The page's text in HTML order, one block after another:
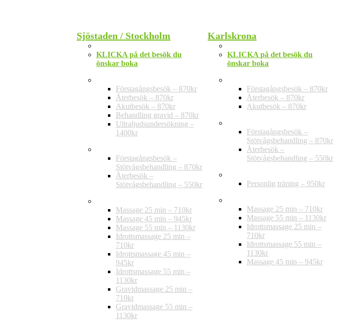
Sjöstaden / Stockholm
KLICKA på det besök du
önskar boka
Förstagångsbesök – 870kr
Återbesök – 870kr
Akutbesök – 870kr
Behandling gravid – 870kr
Ultraljudsundersökning –
1400kr
Förstagångsbesök –
Stötvågsbehandling – 870kr
Återbesök –
Stötvågsbehandling – 550kr
Massage 25 min – 710kr
Massage 45 min – 945kr
Massage 55 min – 1130kr
Idrottsmassage 25 min –
710kr
Idrottsmassage 45 min –
945kr
Idrottsmassage 55 min –
1130kr
Gravidmassage 25 min –
710kr
Gravidmassage 55 min –
1130kr
Karlskrona
KLICKA på det besök du
önskar boka
Förstagångsbesök – 870kr
Återbesök – 870kr
Akutbesök – 870kr
Förstagångsbesök –
Stötvågsbehandling – 870kr
Återbesök –
Stötvågsbehandling – 550kr
Personlig träning – 950kr
Massage 25 min – 710kr
Massage 55 min – 1130kr
Idrottsmassage 25 min –
710kr
Idrottsmassage 55 min –
1130kr
Massage 45 min – 945kr